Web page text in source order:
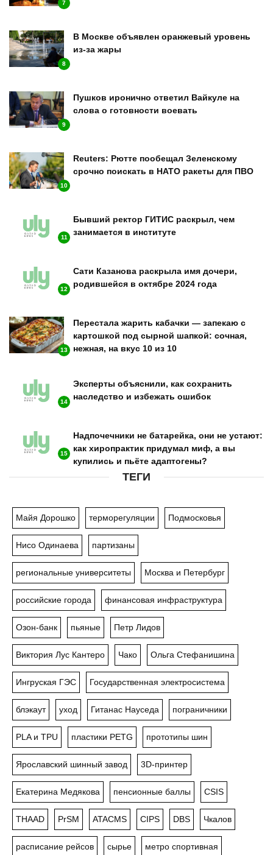
7
8
В Москве объявлен оранжевый уровень
из-за жары
9
Пушков иронично ответил Вайкуле на
слова о готовности воевать
10
Reuters: Рютте пообещал Зеленскому
срочно поискать в НАТО ракеты для ПВО
11
Бывший ректор ГИТИС раскрыл, чем
занимается в институте
12
Сати Казанова раскрыла имя дочери,
родившейся в октябре 2024 года
13
Перестала жарить кабачки — запекаю с
картошкой под сырной шапкой: сочная,
нежная, на вкус 10 из 10
14
Эксперты объяснили, как сохранить
наследство и избежать ошибок
15
Надпочечники не батарейка, они не устают:
как хиропрактик придумал миф, а вы
купились и пьёте адаптогены?
ТЕГИ
Майя Дорошко терморегуляции Подмосковья
Нисо Одинаева партизаны
региональные университеты Москва и Петербург
российские города финансовая инфраструктура
Озон-банк пьяные Петр Лидов
Виктория Лус Кантеро Чако Ольга Стефанишина
Ингруская ГЭС Государственная электросистема
блэкаут уход Гитанас Науседа пограничники
PLA и TPU пластики PETG прототипы шин
Ярославский шинный завод 3D-принтер
Екатерина Медякова пенсионные баллы CSIS
THAAD PrSM ATACMS CIPS DBS Чкалов
расписание рейсов сырье метро спортивная